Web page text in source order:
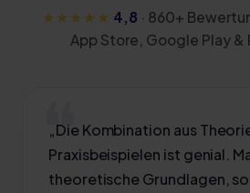
★★★★★ 4,8 · 860+
App Store, Google Play &
„Die Kombination aus
Praxisbeispielen ist genial.
theoretische Grundlagen,